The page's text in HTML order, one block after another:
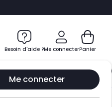
Besoin d'aide ?Me connecter
Me connecter
Panier
Infinity